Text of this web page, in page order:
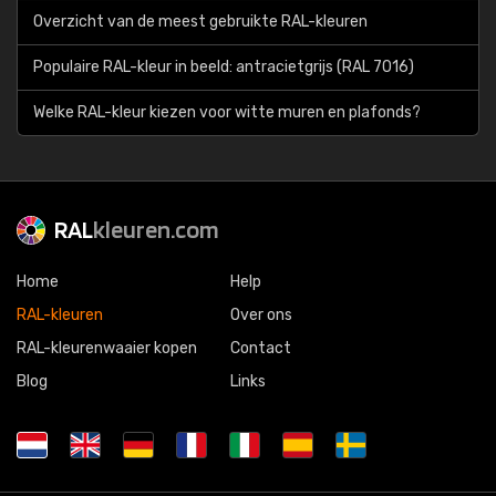
Overzicht van de meest gebruikte RAL-kleuren
Populaire RAL-kleur in beeld: antracietgrijs (RAL 7016)
Welke RAL-kleur kiezen voor witte muren en plafonds?
RALkleuren.com
Home
RAL-kleuren
RAL-kleurenwaaier kopen
Blog
Help
Over ons
Contact
Links